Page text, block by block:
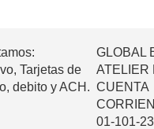
Tarjetas de
debito y ACH.
GLOBAL
ATELIER
CUENTA
01-101-